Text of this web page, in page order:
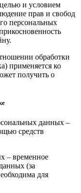
и условием
прав и свобод
персональных
обработки
применяется ко
получить о
данных –
средств
– временное
(за
для